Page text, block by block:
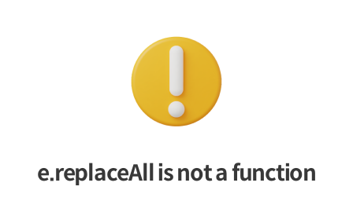
e.replaceAll is not a function